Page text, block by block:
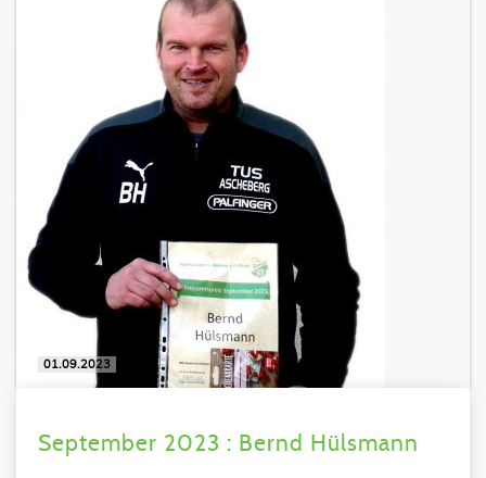
01.09.2023
September 2023 : Bernd Hülsmann